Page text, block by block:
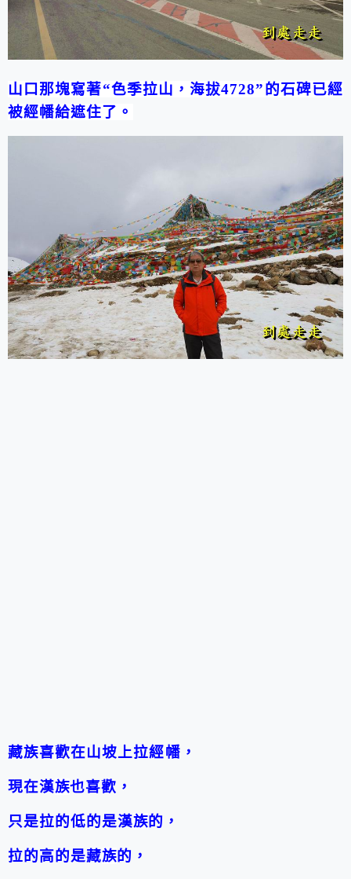
山口那塊寫著“色季拉山，海拔4728”的石碑已經
被經幡給遮住了。
藏族喜歡在山坡上拉經幡，
現在漢族也喜歡，
只是拉的低的是漢族的，
拉的高的是藏族的，